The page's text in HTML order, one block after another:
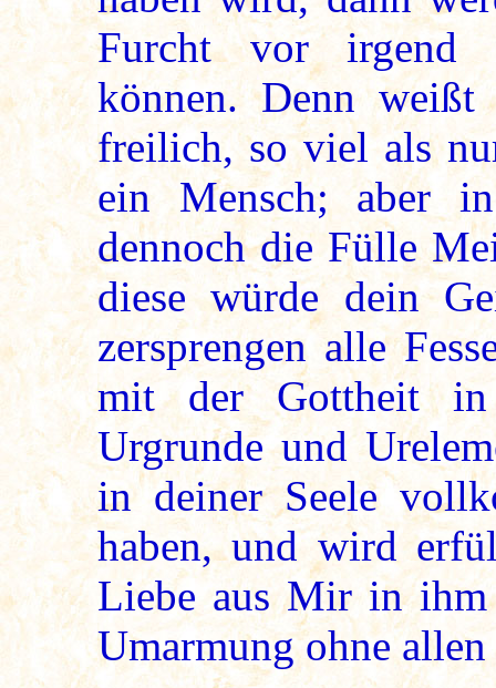
Furcht vor irgend
können. Denn
freilich, so viel als
ein Mensch; aber
dennoch die Fülle
diese würde dein
zersprengen alle
mit der Gottheit
Urgrunde und
in deiner Seele
haben, und wird
Liebe aus Mir in
Umarmung ohne